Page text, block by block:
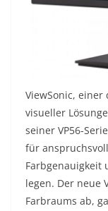
ViewSonic,
visueller
seiner VP56-
für
Farbgenauigkeit
legen. Der neue
Farbraums ab,